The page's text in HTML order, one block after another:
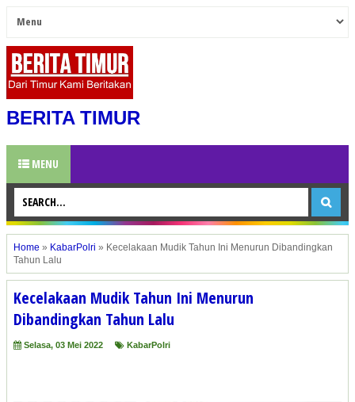
BERITA TIMUR
MENU
Home » KabarPolri » Kecelakaan Mudik Tahun Ini Menurun Dibandingkan
Tahun Lalu
Kecelakaan Mudik Tahun Ini Menurun
Dibandingkan Tahun Lalu
Selasa, 03 Mei 2022 KabarPolri